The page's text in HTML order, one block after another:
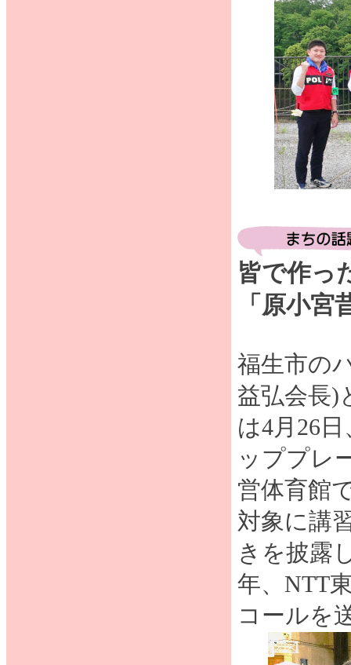
皆で作っ
「原小宮
福生市の
益弘会長)
は4月26
ッププレ
営体育館
対象に講
きを披露
年、NTT
コールを